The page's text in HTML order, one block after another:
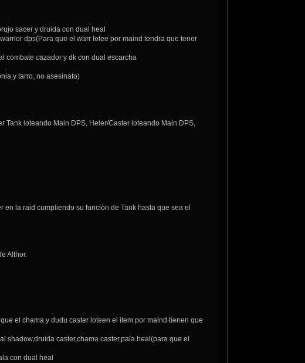
sacer y druida con dual heal
dps(Para que el warr lotee por maind tendra que tener
combate cazador y dk con dual escarcha
(Pala dps con agonia y tarro, no asesinato)
Tank loteando Main DPS, Heler/Caster loteando Main DPS,
la raid cumpliendo su función de Tank hasta que sea el
Althor.
el chama y dudu caster loteen el item por maind tienen que
caster,chama caster,pala heal(para que el
con dual heal